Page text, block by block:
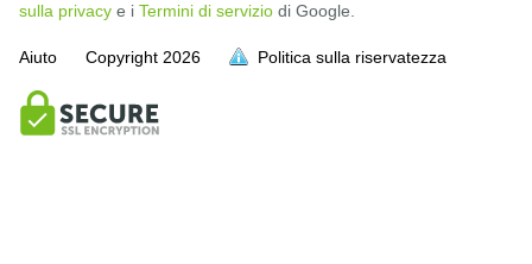
sulla privacy e i Termini di servizio di Google.
Aiuto Copyright 2026 Politica sulla riservatezza